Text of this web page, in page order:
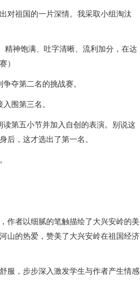
祖国的一片深情。我采取小组淘汰
神饱满、吐字清晰、流利加分，在达
）
夺第二名的挑战赛。
围第三名。
第五小节并加入自创的表演。别说这
后，这才选出了第一名。
者以细腻的笔触描绘了大兴安岭的美
山的热爱，赞美了大兴安岭在祖国经济
，步步深入激发学生与作者产生情感